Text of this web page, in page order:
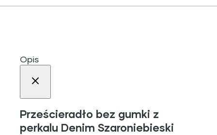
Opis
Prześcieradło bez gumki z
perkalu Denim Szaroniebieski